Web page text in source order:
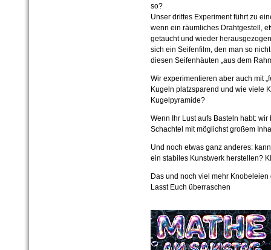
so?
Unser drittes Experiment führt zu
wenn ein räumliches Drahtgestell,
getaucht und wieder
sich ein Seifenfilm, den man so
diesen Seifenhäuten „aus dem
Wir experimentieren aber auch mit
Kugeln platzsparend und wie viele
Kugelpyramide?
Wenn Ihr Lust aufs Basteln habt:
Schachtel mit möglichst großem
Und noch etwas ganz anderes:
ein stabiles Kunstwerk herstellen?
Das und noch viel mehr Knobeleien
Lasst Euch überraschen